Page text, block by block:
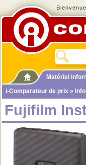
Matériel
i-Comparateur de prix »
Fujifilm